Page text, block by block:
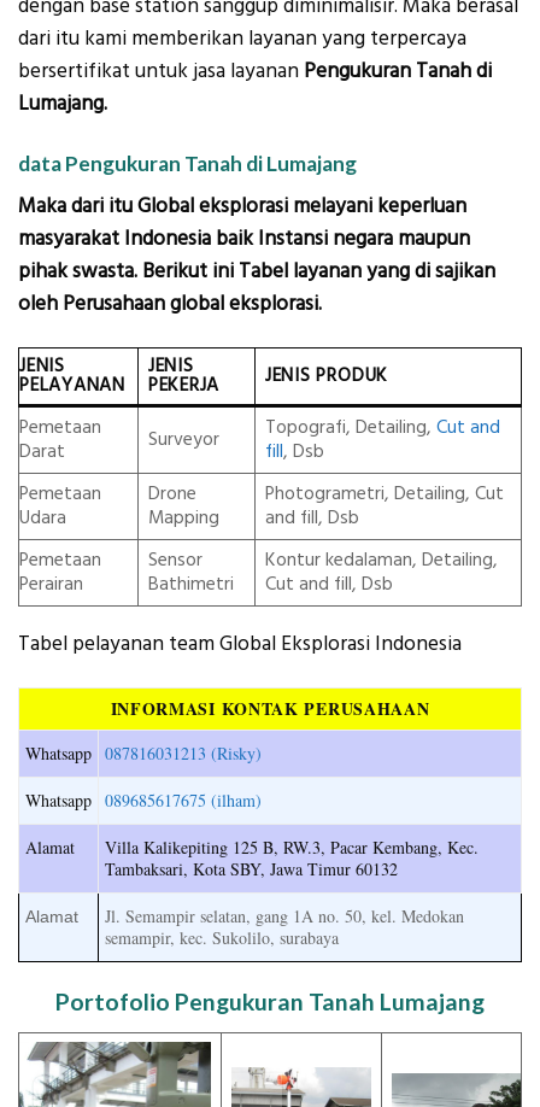
dari itu kami memberikan layanan yang terpercaya
bersertifikat untuk jasa layanan Pengukuran Tanah di
Lumajang.
data Pengukuran Tanah di Lumajang
Maka dari itu Global eksplorasi melayani keperluan
masyarakat Indonesia baik Instansi negara maupun
pihak swasta. Berikut ini Tabel layanan yang di sajikan
oleh Perusahaan global eksplorasi.
JENIS
PELAYANAN
JENIS
PEKERJA JENIS PRODUK
Pemetaan
Darat
Surveyor Topografi, Detailing, Cut and
fill, Dsb
Pemetaan
Udara
Drone
Mapping
Photogrametri, Detailing, Cut
and fill, Dsb
Pemetaan
Perairan
Sensor
Bathimetri
Kontur kedalaman, Detailing,
Cut and fill, Dsb
Tabel pelayanan team Global Eksplorasi Indonesia
INFORMASI KONTAK PERUSAHAAN
Whatsapp 087816031213 (Risky)
Whatsapp 089685617675 (ilham)
Alamat
Villa Kalikepiting 125 B, RW.3, Pacar Kembang, Kec.
Tambaksari, Kota SBY, Jawa Timur 60132
Alamat
Jl. Semampir selatan, gang 1A no. 50, kel. Medokan
semampir, kec. Sukolilo, surabaya
Portofolio Pengukuran Tanah Lumajang